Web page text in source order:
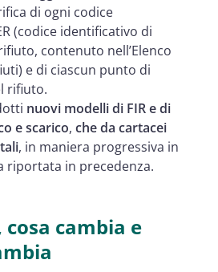
di ogni codice
(codice identificativo di
contenuto nell’Elenco
e di ciascun punto di
rifiuto.
nuovi modelli di FIR e di
e scarico, che da cartacei
, in maniera progressiva in
riportata in precedenza.
cosa cambia e